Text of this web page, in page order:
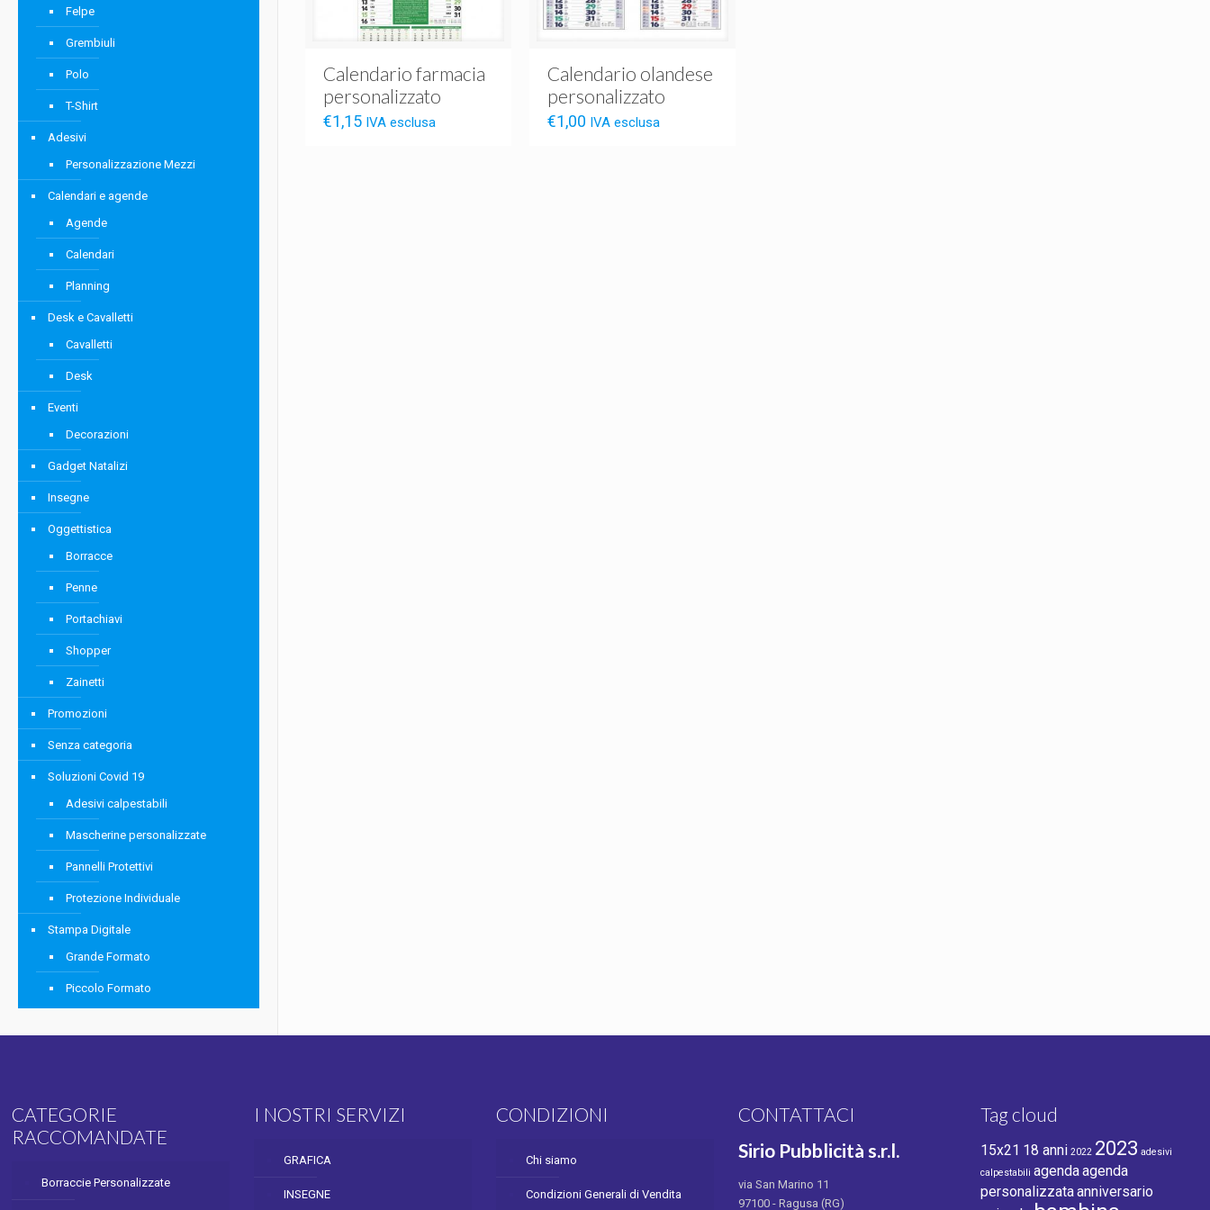
Calendario farmacia
personalizzato
€1,15 IVA esclusa
Calendario olandese
personalizzato
€1,00 IVA esclusa
Felpe
Grembiuli
Polo
T-Shirt
Adesivi
Personalizzazione Mezzi
Calendari e agende
Agende
Calendari
Planning
Desk e Cavalletti
Cavalletti
Desk
Eventi
Decorazioni
Gadget Natalizi
Insegne
Oggettistica
Borracce
Penne
Portachiavi
Shopper
Zainetti
Promozioni
Senza categoria
Soluzioni Covid 19
Adesivi calpestabili
Mascherine personalizzate
Pannelli Protettivi
Protezione Individuale
Stampa Digitale
Grande Formato
Piccolo Formato
CATEGORIE
RACCOMANDATE
Borraccie Personalizzate
I NOSTRI SERVIZI
GRAFICA
INSEGNE
CONDIZIONI
Chi siamo
Condizioni Generali di Vendita
CONTATTACI
Sirio Pubblicità s.r.l.
via San Marino 11
97100 - Ragusa (RG)
Tag cloud
15x21 18 anni 2022 2023 adesivi
calpestabili agendaagenda
personalizzataanniversario